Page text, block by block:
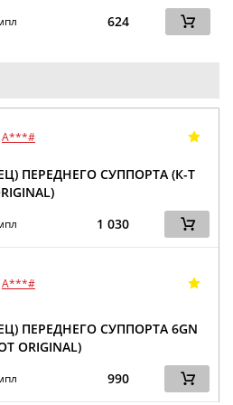
624
A***#
ПЕРЕДНЕГО СУППОРТА (К-Т
1 030
A***#
ПЕРЕДНЕГО СУППОРТА 6GN
ORIGINAL)
990